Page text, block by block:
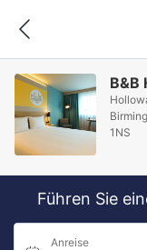
B&B
1NS
Führen Sie
Anreise